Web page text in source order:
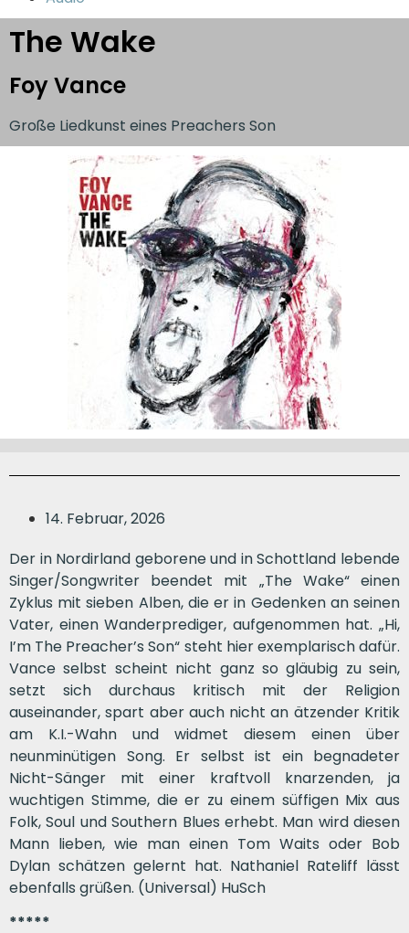
The Wake
Foy Vance
Große Liedkunst eines Preachers Son
14. Februar, 2026
Der in Nordirland geborene und in Schottland lebende
Singer/Songwriter beendet mit „The Wake“ einen
Zyklus mit sieben Alben, die er in Gedenken an seinen
Vater, einen Wanderprediger, aufgenommen hat. „Hi,
I’m The Preacher’s Son“ steht hier exemplarisch dafür.
Vance selbst scheint nicht ganz so gläubig zu sein,
setzt sich durchaus kritisch mit der Religion
auseinander, spart aber auch nicht an ätzender Kritik
am K.I.-Wahn und widmet diesem einen über
neunminütigen Song. Er selbst ist ein begnadeter
Nicht-Sänger mit einer kraftvoll knarzenden, ja
wuchtigen Stimme, die er zu einem süffigen Mix aus
Folk, Soul und Southern Blues erhebt. Man wird diesen
Mann lieben, wie man einen Tom Waits oder Bob
Dylan schätzen gelernt hat. Nathaniel Rateliff lässt
ebenfalls grüßen. (Universal) HuSch
*****